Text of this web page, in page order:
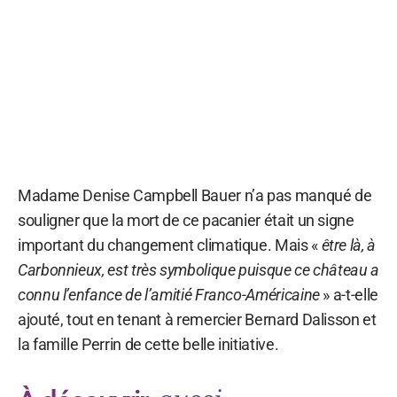
Madame Denise Campbell Bauer n’a pas manqué de
souligner que la mort de ce pacanier était un signe
important du changement climatique. Mais «être là, à
Carbonnieux, est très symbolique puisque ce château a
connu l’enfance de l’amitié Franco-Américaine» a-t-elle
ajouté, tout en tenant à remercier Bernard Dalisson et
la famille Perrin de cette belle initiative.